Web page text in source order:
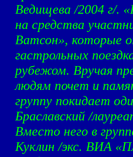
Ведищева /2004 г/.
на средства
Ватсон», которые
гастрольных
рубежом. Вручая
людям почет и
группу покидает
Браславский /
Вместо него в
Куклин /экс. ВИА